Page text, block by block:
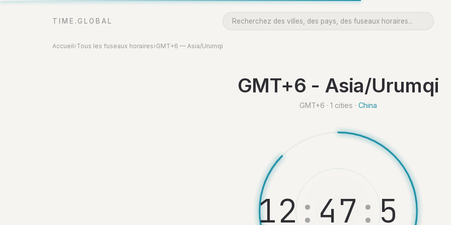
TIME.GLOBAL
Accueil›Tous les fuseaux horaires›GMT+6 — Asia/Urumqi
GMT+6 - Asia/Urumqi
GMT+6 · 1 cities · China
12: 47 :5 2